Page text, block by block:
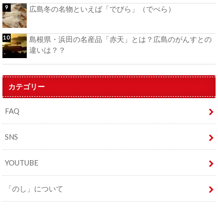
広島冬の名物といえば「でびら」（でべら）
島根県・浜田の名産品「赤天」とは？広島のがんすとの
違いは？？
カテゴリー
FAQ
SNS
YOUTUBE
「のし」について